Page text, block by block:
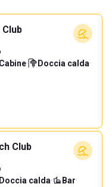
Cabine· Doccia calda·
Club
Doccia calda· Bar·